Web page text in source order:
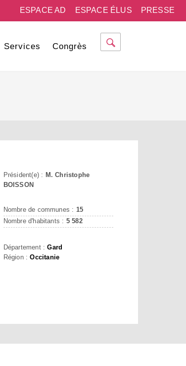
PRESSE
ESPACE ÉLUS
ESPACE AD
Services Congrès
Président(e) : M. Christophe
BOISSON
Nombre de communes : 15
Nombre d'habitants : 5 582
Département :Gard
Région :Occitanie